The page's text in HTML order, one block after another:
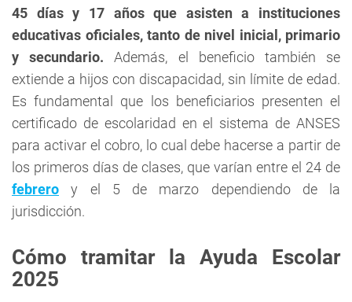
45 días y 17 años que asisten a instituciones
educativas oficiales, tanto de nivel inicial, primario
y secundario. Además, el beneficio también se
extiende a hijos con discapacidad, sin límite de edad.
Es fundamental que los beneficiarios presenten el
certificado de escolaridad en el sistema de ANSES
para activar el cobro, lo cual debe hacerse a partir de
los primeros días de clases, que varían entre el 24 de
febrero y el 5 de marzo dependiendo de la
jurisdicción.
Cómo tramitar la Ayuda Escolar
2025